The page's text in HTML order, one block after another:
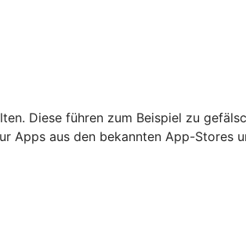
Diese führen zum Beispiel zu
Apps aus den bekannten App-